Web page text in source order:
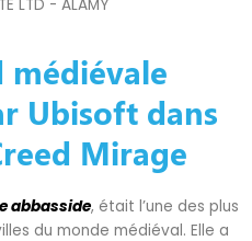
LTD - ALAMY
médiévale
Ubisoft dans
Mirage
abbasside, était l’une des plus
du monde médiéval. Elle a